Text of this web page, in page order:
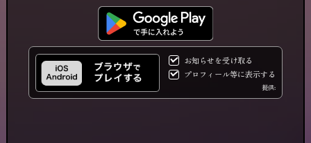
お知らせを受け取る
プロフィール等に表示する
提供: